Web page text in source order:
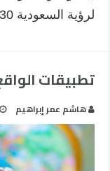
2030
لرؤية السعودية 2030، لِما …
تطبيقات
هاشم عمر إبراهيم